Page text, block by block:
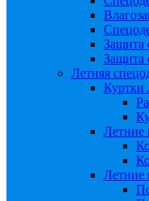
Защита
Защита
Летняя
Куртки
Летние
Летние